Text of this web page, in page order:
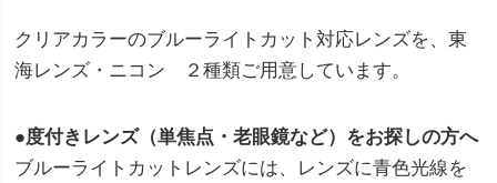
クリアカラーのブルーライトカット対応レンズを、東
海レンズ・ニコン ２種類ご用意しています。
●度付きレンズ（単焦点・老眼鏡など）をお探しの方へ
ブルーライトカットレンズには、レンズに青色光線を